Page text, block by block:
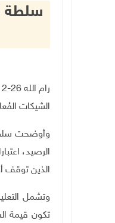
سلطة
الشيكات
وأوضحت سلطة
الذين توقف
وتشمل
تكون قيمة